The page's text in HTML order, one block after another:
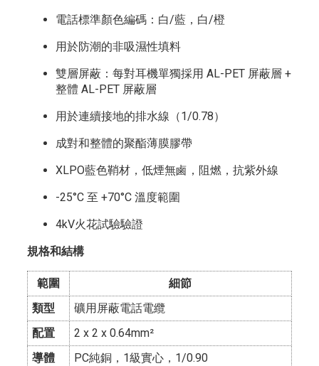
電話標準顏色編碼：白/藍，白/橙
用於防潮的非吸濕性填料
雙層屏蔽：每對耳機單獨採用 AL-PET 屏蔽層 +
整體 AL-PET 屏蔽層
用於連續接地的排水線（1/0.78）
成對和整體的聚酯薄膜膠帶
XLPO藍色鞘材，低煙無鹵，阻燃，抗紫外線
-25°C 至 +70°C 溫度範圍
4kV火花試驗驗證
規格和結構
範圍
細節
類型
礦用屏蔽電話電纜
配置
2 x 2 x 0.64mm²
導體
PC純銅，1級實心，1/0.90